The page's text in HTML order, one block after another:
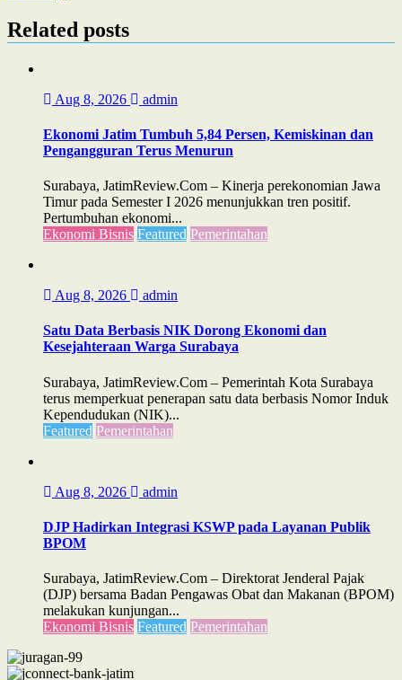
Related posts
Aug 8, 2026 admin
Ekonomi Jatim Tumbuh 5,84 Persen, Kemiskinan dan
Pengangguran Terus Menurun
Surabaya, JatimReview.Com – Kinerja perekonomian Jawa
Timur pada Semester I 2026 menunjukkan tren positif.
Pertumbuhan ekonomi...
Ekonomi Bisnis Featured Pemerintahan
Aug 8, 2026 admin
Satu Data Berbasis NIK Dorong Ekonomi dan
Kesejahteraan Warga Surabaya
Surabaya, JatimReview.Com – Pemerintah Kota Surabaya
terus memperkuat penerapan satu data berbasis Nomor Induk
Kependudukan (NIK)...
Featured Pemerintahan
Aug 8, 2026 admin
DJP Hadirkan Integrasi KSWP pada Layanan Publik
BPOM
Surabaya, JatimReview.Com – Direktorat Jenderal Pajak
(DJP) bersama Badan Pengawas Obat dan Makanan (BPOM)
melakukan kunjungan...
Ekonomi Bisnis Featured Pemerintahan